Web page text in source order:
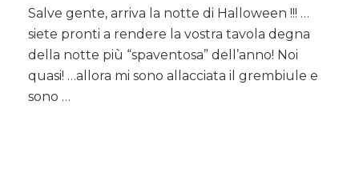
integrale
con
zucca
e
porri
Salve gente, arriva la notte di Halloween !!! …
siete pronti a rendere la vostra tavola degna
della notte più “spaventosa” dell’anno! Noi
quasi! …allora mi sono allacciata il grembiule e
sono …